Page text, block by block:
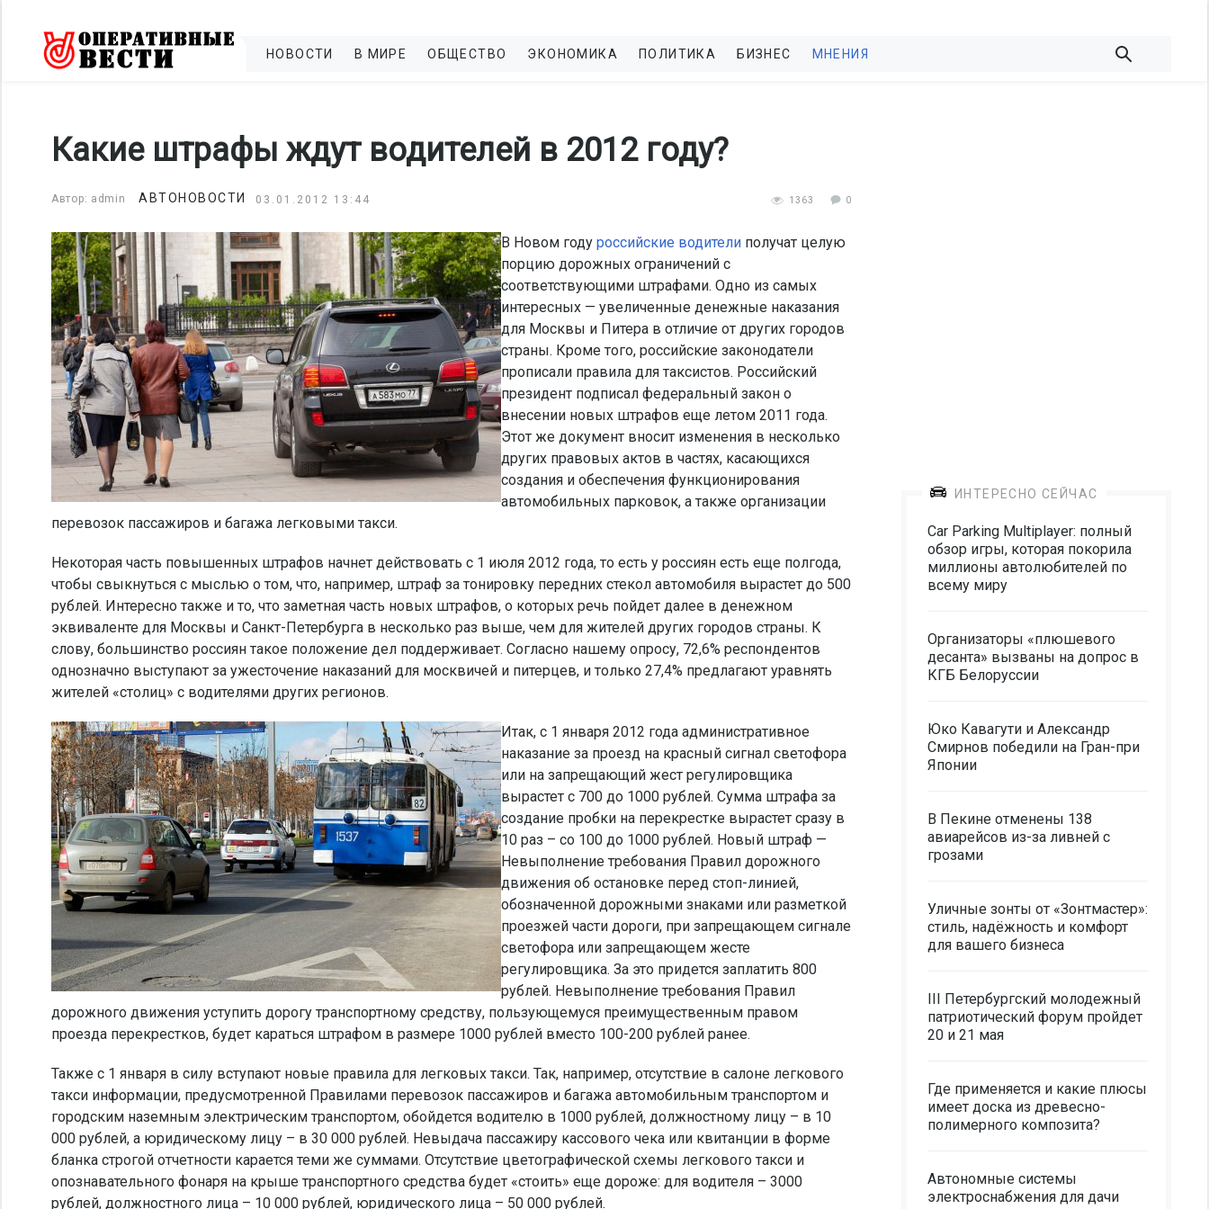
НОВОСТИ В МИРЕ ОБЩЕСТВО ЭКОНОМИКА ПОЛИТИКА БИЗНЕС МНЕНИЯ
Какие штрафы ждут водителей в 2012 году?
Автор: admin АВТОНОВОСТИ 03.01.2012 13:44 1363 0
В Новом году российские водители получат целую
порцию дорожных ограничений с
соответствующими штрафами. Одно из самых
интересных — увеличенные денежные наказания
для Москвы и Питера в отличие от других городов
страны. Кроме того, российские законодатели
прописали правила для таксистов. Российский
президент подписал федеральный закон о
внесении новых штрафов еще летом 2011 года.
Этот же документ вносит изменения в несколько
других правовых актов в частях, касающихся
создания и обеспечения функционирования
автомобильных парковок, а также организации
перевозок пассажиров и багажа легковыми такси.
Некоторая часть повышенных штрафов начнет действовать с 1 июля 2012 года, то есть у россиян есть еще полгода,
чтобы свыкнуться с мыслью о том, что, например, штраф за тонировку передних стекол автомобиля вырастет до 500
рублей. Интересно также и то, что заметная часть новых штрафов, о которых речь пойдет далее в денежном
эквиваленте для Москвы и Санкт-Петербурга в несколько раз выше, чем для жителей других городов страны. К
слову, большинство россиян такое положение дел поддерживает. Согласно нашему опросу, 72,6% респондентов
однозначно выступают за ужесточение наказаний для москвичей и питерцев, и только 27,4% предлагают уравнять
жителей «столиц» с водителями других регионов.
Итак, с 1 января 2012 года административное
наказание за проезд на красный сигнал светофора
или на запрещающий жест регулировщика
вырастет с 700 до 1000 рублей. Сумма штрафа за
создание пробки на перекрестке вырастет сразу в
10 раз – со 100 до 1000 рублей. Новый штраф —
Невыполнение требования Правил дорожного
движения об остановке перед стоп-линией,
обозначенной дорожными знаками или разметкой
проезжей части дороги, при запрещающем сигнале
светофора или запрещающем жесте
регулировщика. За это придется заплатить 800
рублей. Невыполнение требования Правил
дорожного движения уступить дорогу транспортному средству, пользующемуся преимущественным правом
проезда перекрестков, будет караться штрафом в размере 1000 рублей вместо 100-200 рублей ранее.
Также с 1 января в силу вступают новые правила для легковых такси. Так, например, отсутствие в салоне легкового
такси информации, предусмотренной Правилами перевозок пассажиров и багажа автомобильным транспортом и
городским наземным электрическим транспортом, обойдется водителю в 1000 рублей, должностному лицу – в 10
000 рублей, а юридическому лицу – в 30 000 рублей. Невыдача пассажиру кассового чека или квитанции в форме
бланка строгой отчетности карается теми же суммами. Отсутствие цветографической схемы легкового такси и
опознавательного фонаря на крыше транспортного средства будет «стоить» еще дороже: для водителя – 3000
рублей, должностного лица – 10 000 рублей, юридического лица – 50 000 рублей.
ИНТЕРЕСНО СЕЙЧАС
Car Parking Multiplayer: полный
обзор игры, которая покорила
миллионы автолюбителей по
всему миру
Организаторы «плюшевого
десанта» вызваны на допрос в
КГБ Белоруссии
Юко Кавагути и Александр
Смирнов победили на Гран-при
Японии
В Пекине отменены 138
авиарейсов из-за ливней с
грозами
Уличные зонты от «Зонтмастер»:
стиль, надёжность и комфорт
для вашего бизнеса
III Петербургский молодежный
патриотический форум пройдет
20 и 21 мая
Где применяется и какие плюсы
имеет доска из древесно-
полимерного композита?
Автономные системы
электроснабжения для дачи